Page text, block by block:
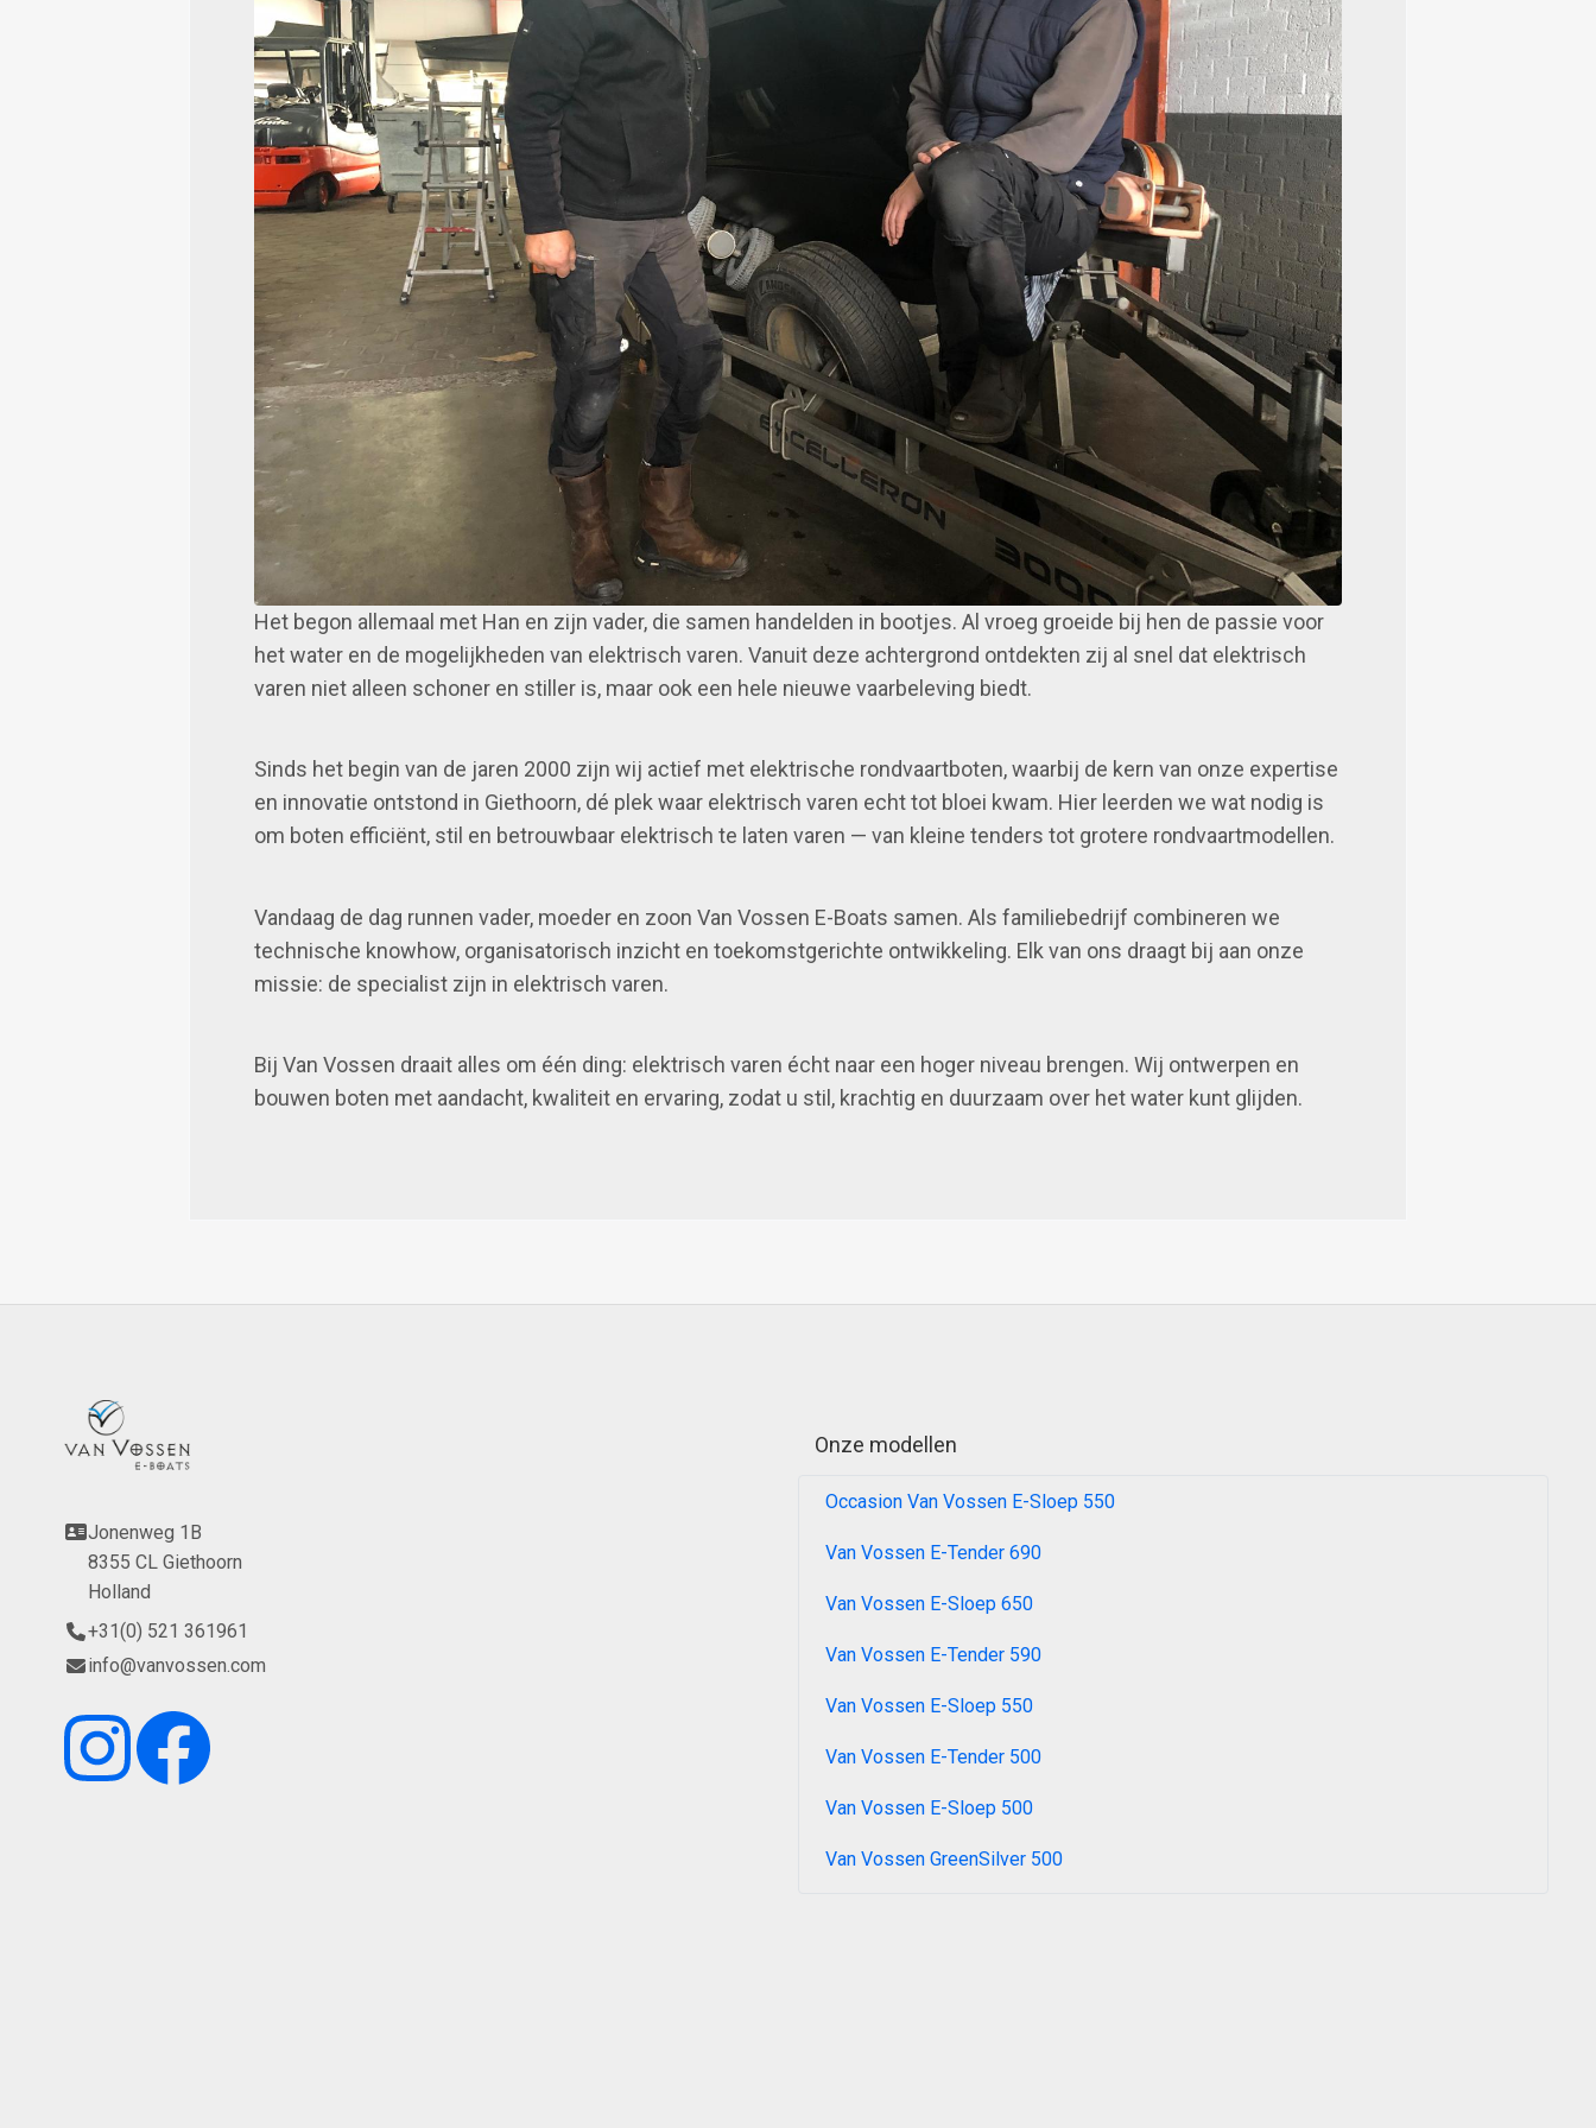
Het begon allemaal met Han en zijn vader, die samen handelden in bootjes. Al vroeg groeide bij hen de passie voor
het water en de mogelijkheden van elektrisch varen. Vanuit deze achtergrond ontdekten zij al snel dat elektrisch
varen niet alleen schoner en stiller is, maar ook een hele nieuwe vaarbeleving biedt.
Sinds het begin van de jaren 2000 zijn wij actief met elektrische rondvaartboten, waarbij de kern van onze expertise
en innovatie ontstond in Giethoorn, dé plek waar elektrisch varen echt tot bloei kwam. Hier leerden we wat nodig is
om boten efficiënt, stil en betrouwbaar elektrisch te laten varen — van kleine tenders tot grotere rondvaartmodellen.
Vandaag de dag runnen vader, moeder en zoon Van Vossen E-Boats samen. Als familiebedrijf combineren we
technische knowhow, organisatorisch inzicht en toekomstgerichte ontwikkeling. Elk van ons draagt bij aan onze
missie: de specialist zijn in elektrisch varen.
Bij Van Vossen draait alles om één ding: elektrisch varen écht naar een hoger niveau brengen. Wij ontwerpen en
bouwen boten met aandacht, kwaliteit en ervaring, zodat u stil, krachtig en duurzaam over het water kunt glijden.
Jonenweg 1B
8355 CL Giethoorn
Holland
+31(0) 521 361961
info@vanvossen.com
Onze modellen
Occasion Van Vossen E-Sloep 550
Van Vossen E-Tender 690
Van Vossen E-Sloep 650
Van Vossen E-Tender 590
Van Vossen E-Sloep 550
Van Vossen E-Tender 500
Van Vossen E-Sloep 500
Van Vossen GreenSilver 500